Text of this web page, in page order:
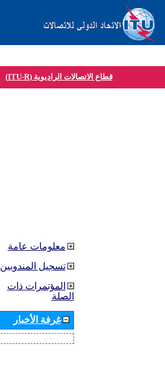
قطاع الاتصالات الراديوية (ITU-R)
معلومات عامة
تسجيل المندوبين
المؤتمرات ذات
الصلة
غرفة الأخبار